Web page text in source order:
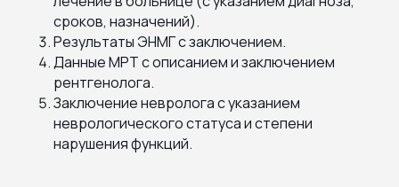
сроков, назначений).
Результаты ЭНМГ с заключением.
Данные МРТ с описанием и заключением
рентгенолога.
Заключение невролога с указанием
неврологического статуса и степени
нарушения функций.